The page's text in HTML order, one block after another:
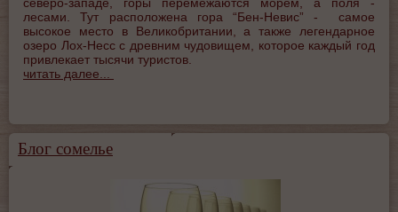
северо-западе, горы перемежаются морем, а поля -
лесами. Тут расположена гора “Бен-Невис” - самое
высокое место в Великобритании, а также легендарное
озеро Лох-Несс с древним чудовищем, которое каждый год
привлекает тысячи туристов.
читать далее...
Блог сомелье